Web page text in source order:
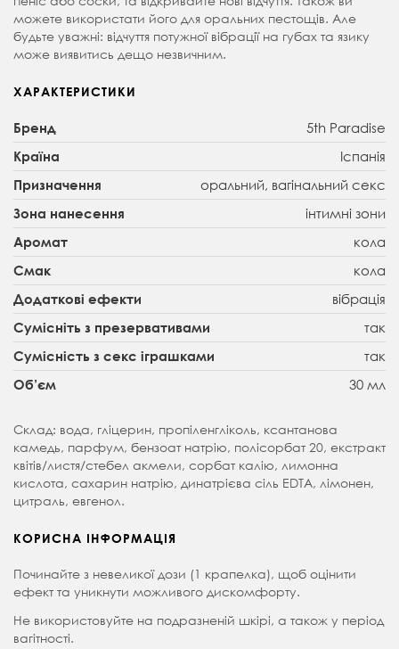
можете використати його для оральних пестощів. Але
будьте уважні: відчуття потужної вібрації на губах та язику
може виявитись дещо незвичним.
ХАРАКТЕРИСТИКИ
Бренд 5th Paradise
Країна Іспанія
Призначення оральний, вагінальний секс
Зона нанесення інтимні зони
Аромат кола
Смак кола
Додаткові ефекти вібрація
Сумісніть з презервативами так
Сумісність з секс іграшками так
Об’єм 30 мл
Склад: вода, гліцерин, пропіленгліколь, ксантанова
камедь, парфум, бензоат натрію, полісорбат 20, екстракт
квітів/листя/стебел акмели, сорбат калію, лимонна
кислота, сахарин натрію, динатрієва сіль EDTA, лімонен,
цитраль, евгенол.
КОРИСНА ІНФОРМАЦІЯ
Починайте з невеликої дози (1 крапелка), щоб оцінити
ефект та уникнути можливого дискомфорту.
Не використовуйте на подразненій шкірі, а також у період
вагітності.